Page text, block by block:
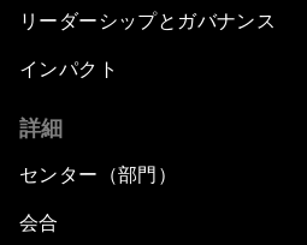
リーダーシップとガバナンス
インパクト
詳細
センター（部門）
会合